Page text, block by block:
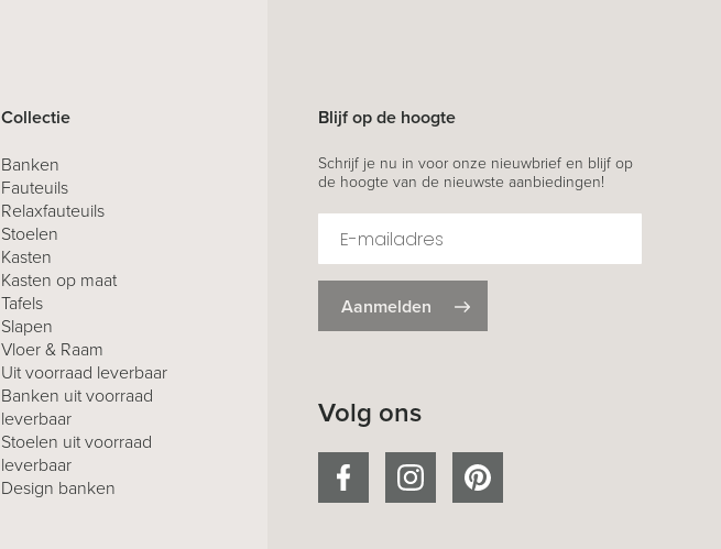
Collectie
Banken
Fauteuils
Relaxfauteuils
Stoelen
Kasten
Kasten op maat
Tafels
Slapen
Vloer & Raam
Uit voorraad leverbaar
Banken uit voorraad
leverbaar
Stoelen uit voorraad
leverbaar
Design banken
Blijf op de hoogte
Schrijf je nu in voor onze nieuwbrief en blijf op
de hoogte van de nieuwste aanbiedingen!
Aanmelden
Volg ons